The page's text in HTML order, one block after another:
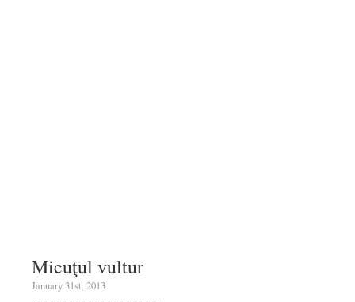
Micuţul vultur
January 31st, 2013